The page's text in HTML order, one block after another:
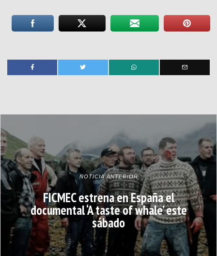
NOTICIA ANTERIOR
FICMEC estrena en España el
documental ‘A taste of whale’ este
sábado